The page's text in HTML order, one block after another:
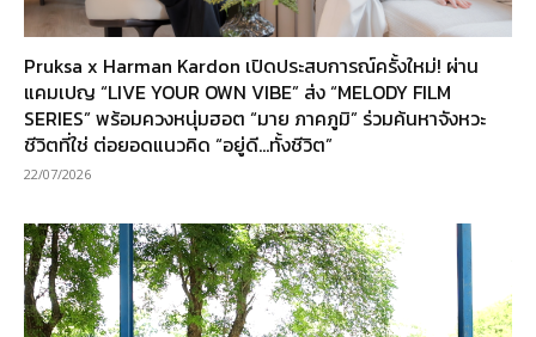
Pruksa x Harman Kardon เปิดประสบการณ์ครั้งใหม่! ผ่าน
แคมเปญ “LIVE YOUR OWN VIBE” ส่ง “MELODY FILM
SERIES” พร้อมควงหนุ่มฮอต “มาย ภาคภูมิ” ร่วมค้นหาจังหวะ
ชีวิตที่ใช่ ต่อยอดแนวคิด “อยู่ดี…ทั้งชีวิต”
22/07/2026